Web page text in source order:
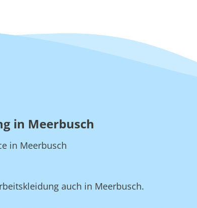
in Meerbusch
in Meerbusch
auch in Meerbusch.